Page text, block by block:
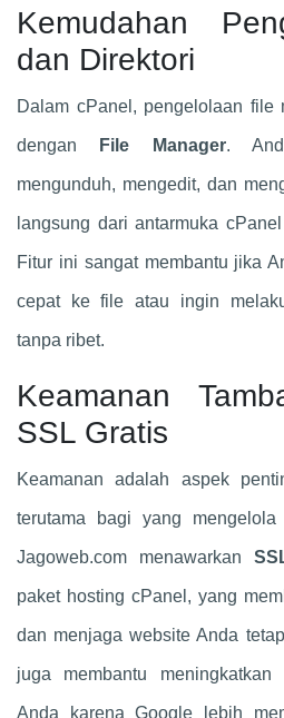
Kemudahan
dan Direktori
Dalam cPanel, pengelolaan file
dengan File Manager.
mengunduh, mengedit, dan
langsung dari antarmuka
Fitur ini sangat membantu jika
cepat ke file atau ingin
tanpa ribet.
Keamanan
SSL Gratis
Keamanan adalah aspek
terutama bagi yang
Jagoweb.com menawarkan
paket hosting cPanel, yang
dan menjaga website Anda
juga membantu
Anda karena Google lebih